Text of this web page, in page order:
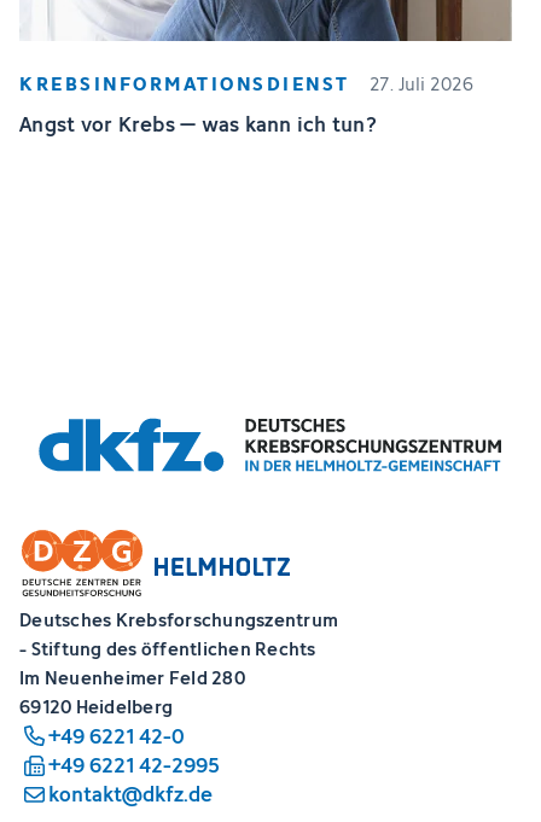
KREBSINFORMATIONSDIENST 27. Juli 2026
Angst vor Krebs – was kann ich tun?
Deutsches Krebsforschungszentrum
- Stiftung des öffentlichen Rechts
Im Neuenheimer Feld 280
69120 Heidelberg
+49 6221 42-0
+49 6221 42-2995
kontakt@dkfz.de